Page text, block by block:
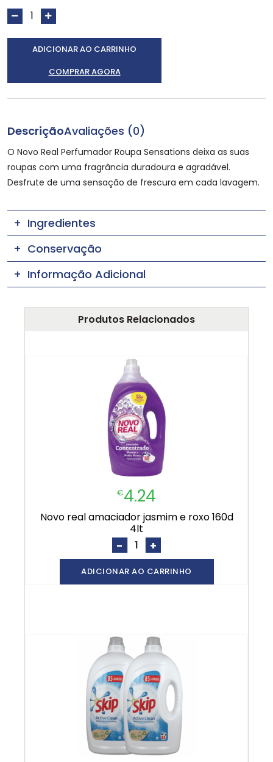
ADICIONAR AO CARRINHO
COMPRAR AGORA
DescriçãoAvaliações (0)
O Novo Real Perfumador Roupa Sensations deixa as suas
roupas com uma fragrância duradoura e agradável.
Desfrute de uma sensação de frescura em cada lavagem.
Ingredientes
Conservação
Informação Adicional
Produtos Relacionados
€4.24
novo real amaciador jasmim e roxo 160d
4lt
- +
ADICIONAR AO CARRINHO